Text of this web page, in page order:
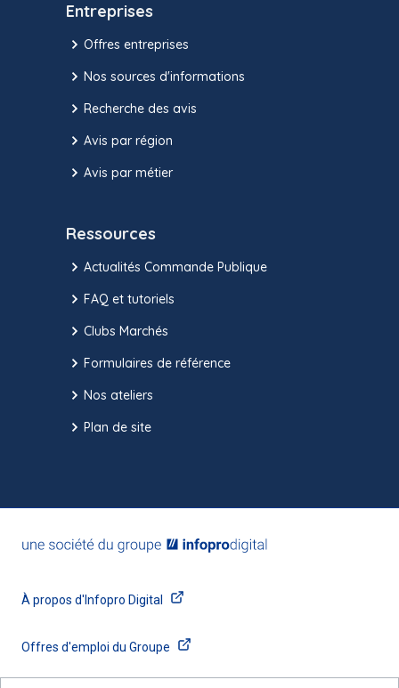
Entreprises
Offres entreprises
Nos sources d'informations
Recherche des avis
Avis par région
Avis par métier
Ressources
Actualités Commande Publique
FAQ et tutoriels
Clubs Marchés
Formulaires de référence
Nos ateliers
Plan de site